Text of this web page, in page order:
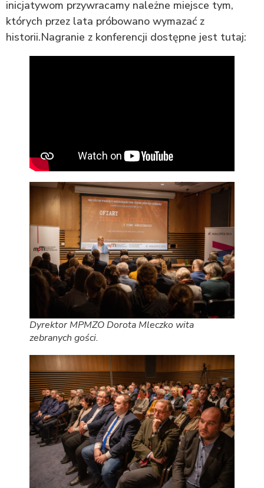
inicjatywom przywracamy należne miejsce tym,
których przez lata próbowano wymazać z
historii.Nagranie z konferencji dostępne jest tutaj:
Dyrektor MPMZO Dorota Mleczko wita
zebranych gości.